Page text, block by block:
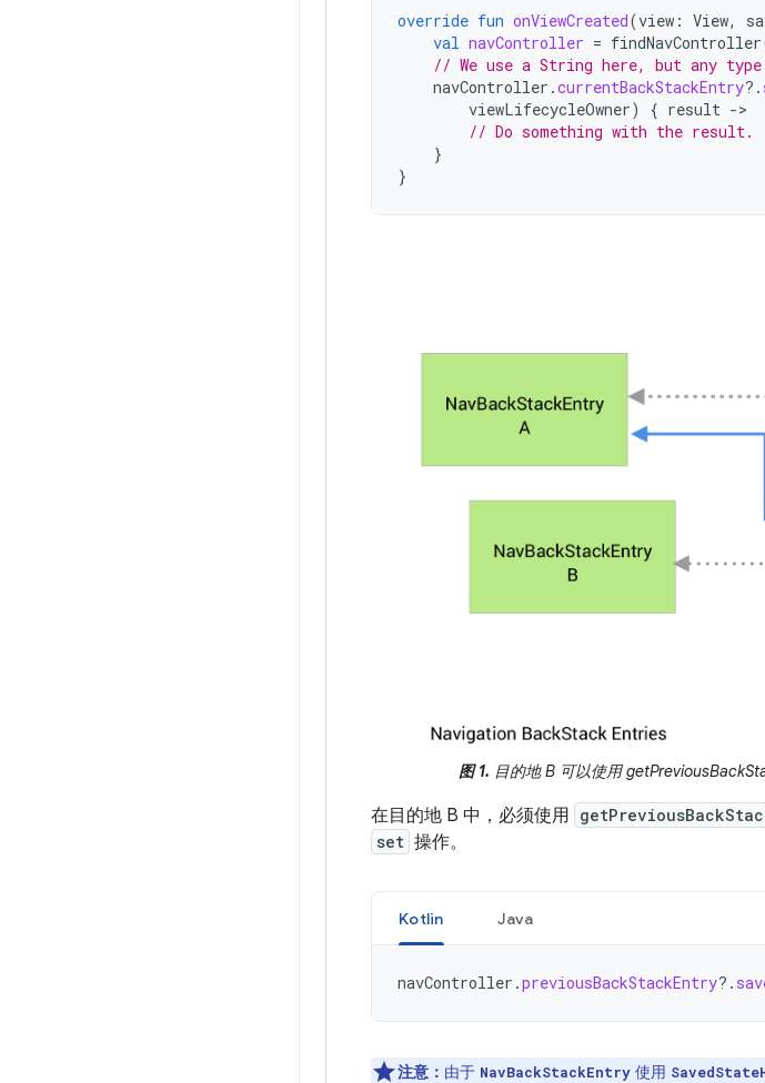
override fun onViewCreated(view : View,
val navController = findNavController
// We use a String here, but any
navController .currentBackStackEntry?.
viewLifecycleOwner) { result ->
// Do something with the result.
}
}
图 1. 目的地 B 可以使用
在目的地 B 中，必须使用
set 操作。
Kotlin Java
navController .previousBackStackEntry?.
注意： 由于 NavBackStackEntry 使用